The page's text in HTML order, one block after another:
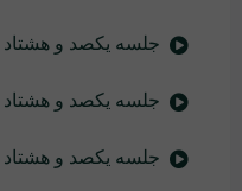
جلسه یکصد و هشتاد
جلسه یکصد و
جلسه یکصد و هشتاد